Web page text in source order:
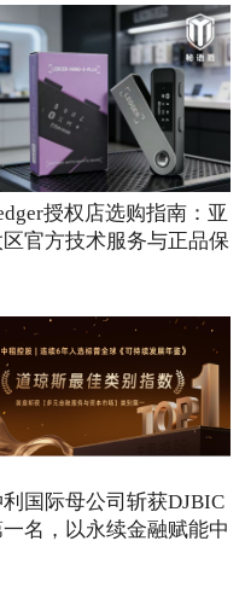
授权店选购指南：亚
区官方技术服务与正品保
国际母公司斩获DJBIC
名，以永续金融赋能中